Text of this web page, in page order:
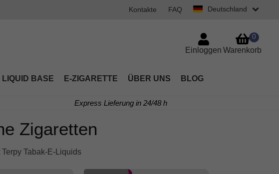
Deutschland
Kontakte FAQ
LIQUID BASE E-ZIGARETTE ÜBER UNS BLOG
Einloggen Warenkorb
0
Express Lieferung in 24/48 h
Zigaretten
Tabak-E-Liquids